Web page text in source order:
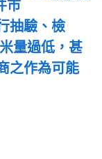
市
抽驗、檢
量過低，甚
之作為可能